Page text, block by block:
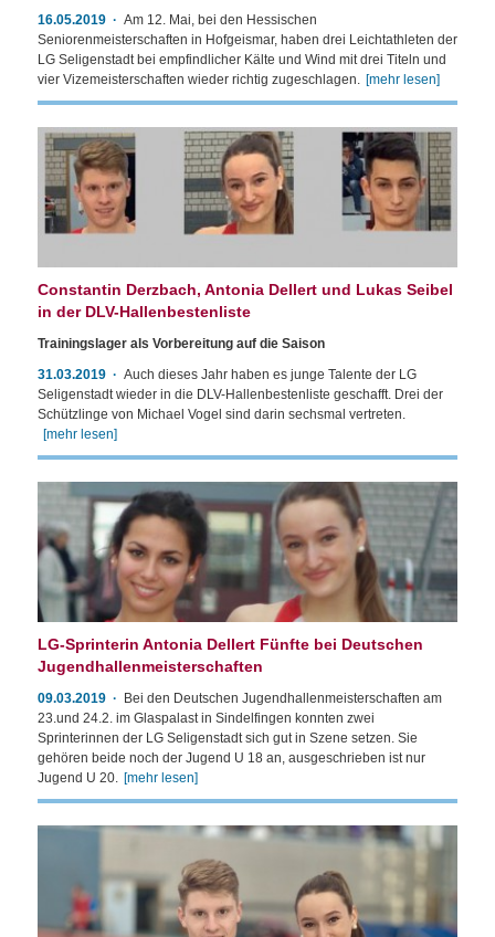
16.05.2019
Am 12. Mai, bei den Hessischen
Seniorenmeisterschaften in Hofgeismar, haben drei Leichtathleten der
LG Seligenstadt bei empfindlicher Kälte und Wind mit drei Titeln und
vier Vizemeisterschaften wieder richtig zugeschlagen. [mehr lesen]
Constantin Derzbach, Antonia Dellert und Lukas Seibel
in der DLV-Hallenbestenliste
Trainingslager als Vorbereitung auf die Saison
31.03.2019
Auch dieses Jahr haben es junge Talente der LG
Seligenstadt wieder in die DLV-Hallenbestenliste geschafft. Drei der
Schützlinge von Michael Vogel sind darin sechsmal vertreten.
[mehr lesen]
LG-Sprinterin Antonia Dellert Fünfte bei Deutschen
Jugendhallenmeisterschaften
09.03.2019
Bei den Deutschen Jugendhallenmeisterschaften am
23.und 24.2. im Glaspalast in Sindelfingen konnten zwei
Sprinterinnen der LG Seligenstadt sich gut in Szene setzen. Sie
gehören beide noch der Jugend U 18 an, ausgeschrieben ist nur
Jugend U 20. [mehr lesen]